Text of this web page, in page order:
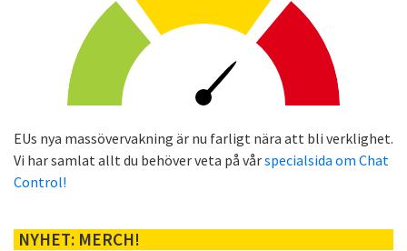
EUs nya massövervakning är nu farligt nära att bli verklighet.
Vi har samlat allt du behöver veta på vårspecialsida om Chat
Control!
NYHET: MERCH!